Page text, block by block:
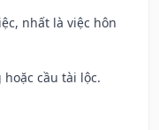
nhất là việc hôn
cầu tài lộc.